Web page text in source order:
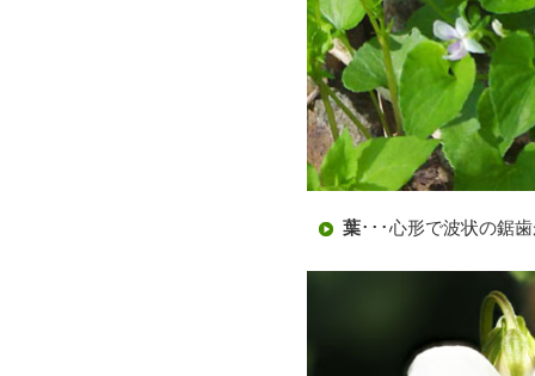
葉･･･心形で波状の鋸